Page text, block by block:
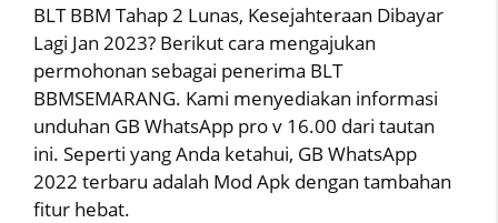
BLT BBM Tahap 2 Lunas, Kesejahteraan Dibayar
Lagi Jan 2023? Berikut cara mengajukan
permohonan sebagai penerima BLT
BBMSEMARANG. Kami menyediakan informasi
unduhan GB WhatsApp pro v 16.00 dari tautan
ini. Seperti yang Anda ketahui, GB WhatsApp
2022 terbaru adalah Mod Apk dengan tambahan
fitur hebat.